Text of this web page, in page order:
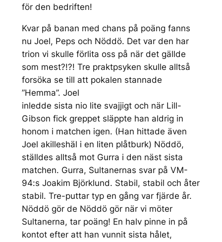
för den bedriften!
Kvar på banan med chans på poäng fanns
nu Joel, Peps och Nöddö. Det var den har
trion vi skulle förlita oss på när det gällde
som mest?!?! Tre praktpsyken skulle alltså
forsöka se till att pokalen stannade
”Hemma”. Joel
inledde sista nio lite svajjigt och när Lill-
Gibson fick greppet släppte han aldrig in
honom i matchen igen. (Han hittade även
Joel akilleshäl i en liten plåtburk) Nöddö,
ställdes alltså mot Gurra i den näst sista
matchen. Gurra, Sultanernas svar på VM-
94:s Joakim Björklund. Stabil, stabil och åter
stabil. Tre-puttar typ en gång var fjärde år.
Nöddö gör de Nöddö gör när vi möter
Sultanerna, tar poäng! En halv pinne in på
kontot efter att han vunnit sista hålet,